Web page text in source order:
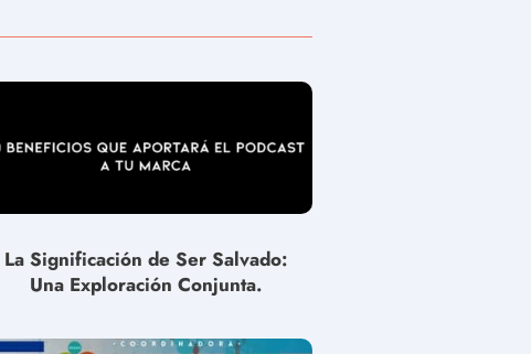
La Significación de Ser Salvado:
Una Exploración Conjunta.